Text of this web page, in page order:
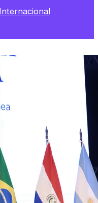
Internacional